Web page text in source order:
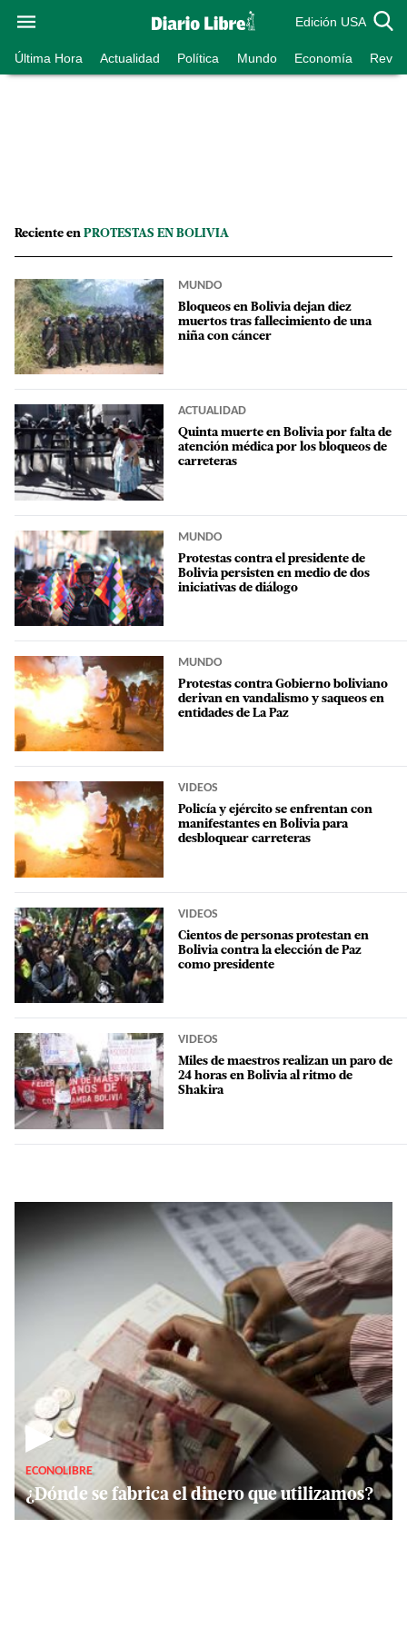
Edición USA
Última Hora Actualidad Política Mundo Economía
Reciente en PROTESTAS EN BOLIVIA
MUNDO
Bloqueos en Bolivia dejan diez
muertos tras fallecimiento de una
niña con cáncer
ACTUALIDAD
Quinta muerte en Bolivia por falta de
atención médica por los bloqueos de
carreteras
MUNDO
Protestas contra el presidente de
Bolivia persisten en medio de dos
iniciativas de diálogo
MUNDO
Protestas contra Gobierno boliviano
derivan en vandalismo y saqueos en
entidades de La Paz
VIDEOS
Policía y ejército se enfrentan con
manifestantes en Bolivia para
desbloquear carreteras
VIDEOS
Cientos de personas protestan en
Bolivia contra la elección de Paz
como presidente
VIDEOS
Miles de maestros realizan un paro de
24 horas en Bolivia al ritmo de
Shakira
▶
ECONOLIBRE
¿Dónde se fabrica el dinero que utilizamos?